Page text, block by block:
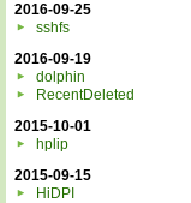
2016-09-25
sshfs
2016-09-19
dolphin
RecentDeleted
2015-10-01
hplip
2015-09-15
HiDPI